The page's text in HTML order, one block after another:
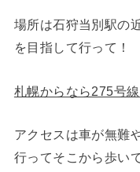
場所は石狩当別駅の
を目指して行って！
札幌からなら275号
アクセスは車が無難
行ってそこから歩い